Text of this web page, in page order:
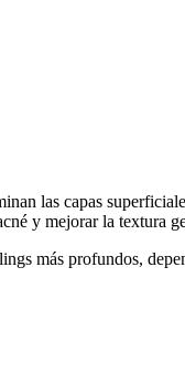
las capas
y mejorar la textura
más profundos,